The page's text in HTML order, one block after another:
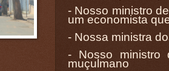
- Nosso ministro
um economista
- Nossa ministra
- Nosso ministro
muçulmano